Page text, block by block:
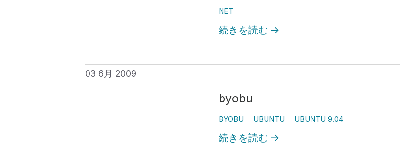
NET
続きを読む →
03 6月 2009
byobu
BYOBU UBUNTU UBUNTU 9.04
続きを読む →